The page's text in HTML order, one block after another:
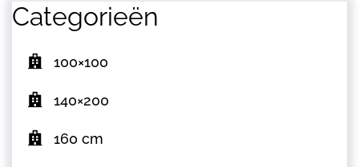
Categorieën
100×100
140×200
160 cm